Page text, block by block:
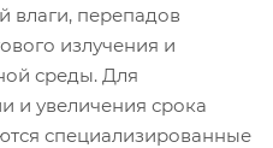
влаги, перепадов
излучения и
среды. Для
и увеличения срока
специализированные